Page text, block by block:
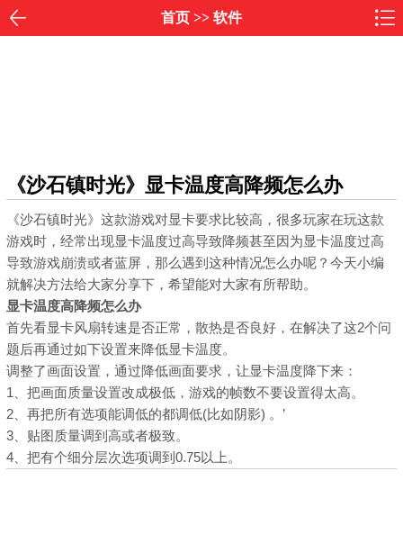
首页>> 软件
《沙石镇时光》显卡温度高降频怎么办
《沙石镇时光》这款游戏对显卡要求比较高，很多玩家在玩这款
游戏时，经常出现显卡温度过高导致降频甚至因为显卡温度过高
导致游戏崩溃或者蓝屏，那么遇到这种情况怎么办呢？今天小编
就解决方法给大家分享下，希望能对大家有所帮助。
显卡温度高降频怎么办
首先看显卡风扇转速是否正常，散热是否良好，在解决了这2个问
题后再通过如下设置来降低显卡温度。
调整了画面设置，通过降低画面要求，让显卡温度降下来：
1、把画面质量设置改成极低，游戏的帧数不要设置得太高。
2、再把所有选项能调低的都调低(比如阴影) 。’
3、贴图质量调到高或者极致。
4、把有个细分层次选项调到0.75以上。